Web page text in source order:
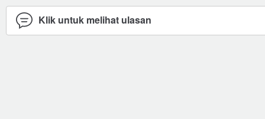
Klik untuk melihat ulasan